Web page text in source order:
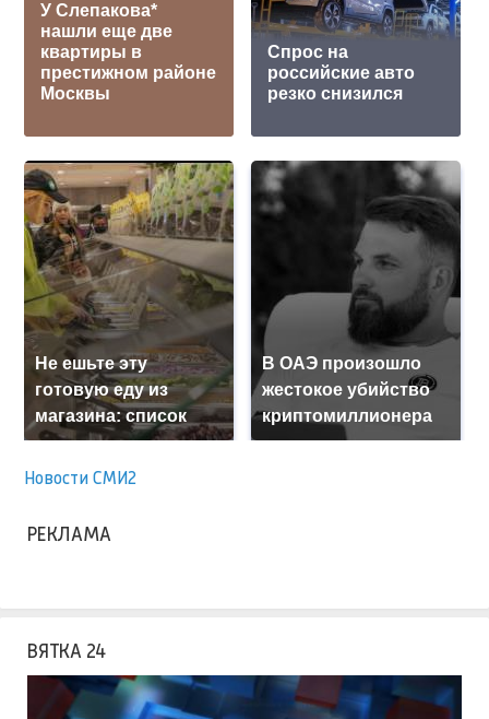
У Слепакова*
нашли еще две
квартиры в
престижном районе
Москвы
Спрос на
российские авто
резко снизился
Не ешьте эту
готовую еду из
магазина: список
В ОАЭ произошло
жестокое убийство
криптомиллионера
Новости СМИ2
РЕКЛАМА
ВЯТКА 24